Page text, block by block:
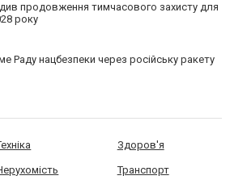
продовження тимчасового захисту для
року
Раду нацбезпеки через російську ракету
Здоров'я
Транспорт